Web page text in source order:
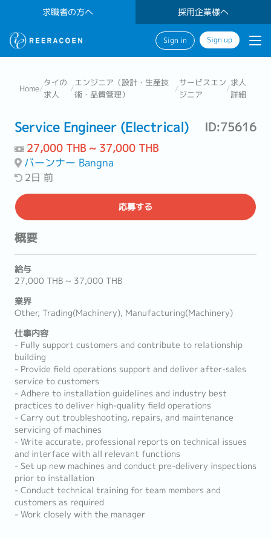
求職者の方へ 採用企業様へ
Sign in Sign up
Home/
タイの
求人
/
エンジニア（設計・生産技
術・品質管理）
/
サービスエン
ジニア
/
求人
詳細
Service Engineer (Electrical) ID:75616
27,000 THB ~ 37,000 THB
バーンナー Bangna
2日 前
応募する
概要
給与
27,000 THB ~ 37,000 THB
業界
Other, Trading(Machinery), Manufacturing(Machinery)
仕事内容
- Fully support customers and contribute to relationship
building
- Provide field operations support and deliver after-sales
service to customers
- Adhere to installation guidelines and industry best
practices to deliver high-quality field operations
- Carry out troubleshooting, repairs, and maintenance
servicing of machines
- Write accurate, professional reports on technical issues
and interface with all relevant functions
- Set up new machines and conduct pre-delivery inspections
prior to installation
- Conduct technical training for team members and
customers as required
- Work closely with the manager